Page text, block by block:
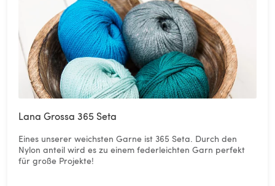
Lana Grossa 365 Seta
Eines unserer weichsten Garne ist 365 Seta. Durch den
Nylon anteil wird es zu einem federleichten Garn perfekt
für große Projekte!